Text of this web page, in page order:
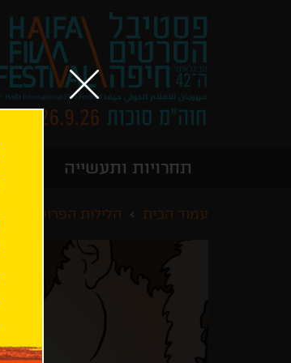
תחרויות ותעשייה
עמוד הבית הלילות הפרועים